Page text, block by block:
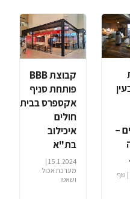
–
15.1.2024 | שף
קבוצת BBB
פותחת סניף
אקספרס בבית
חולים
איכילוב
בת"א
15.1.2024 |
מערכת אכול
ושאטו